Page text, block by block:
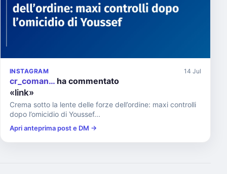
INSTAGRAM 14 Jul
cr_coman… ha commentato
«link»
Crema sotto la lente delle forze dell’ordine: maxi controlli
dopo l’omicidio di Youssef...
Apri anteprima post e DM →